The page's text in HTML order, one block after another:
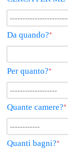
Da quando?*
Per quanto?*
Quante camere?*
Quanti bagni?*